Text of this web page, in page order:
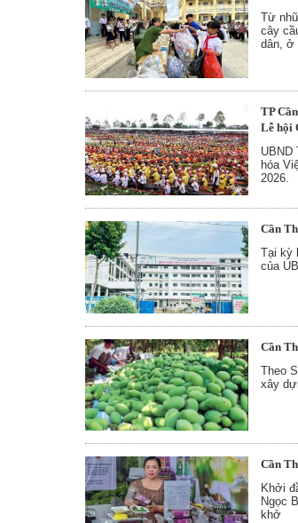
Từ
cây
dân, ở
TP
Lễ hội
UBND
hóa
2026.
Cần
Tại kỳ
của
Cần
Theo
xây
Cần
Khởi
Ngọc
khở